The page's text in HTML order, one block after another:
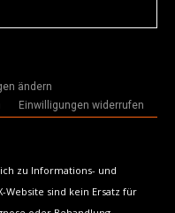
ändern
Einwilligungen widerrufen
zu Informations- und
Website sind kein Ersatz für